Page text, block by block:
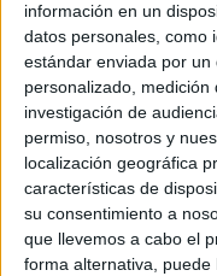
información en un
datos personales, como
estándar enviada por
personalizado,
investigación de
permiso, nosotros y
localización geográfica
características de
su consentimiento a
que llevemos a cabo el
forma alternativa,
Contáctanos
Dirección: Diego de
Phone: +34 91 593 2767
Email: info@forofp.es
Información legal